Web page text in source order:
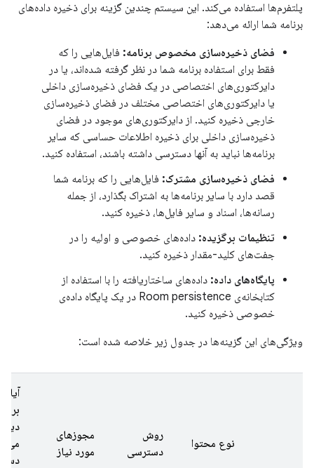
پلتفرم‌ها استفاده می‌کند. این سیستم چندین گزینه برای ذخیره داده‌های
برنامه شما ارائه می‌دهد:
فضای ذخیره‌سازی مخصوص برنامه: فایل‌هایی را که
فقط برای استفاده برنامه شما در نظر گرفته شده‌اند، یا در
دایرکتوری‌های اختصاصی در یک فضای ذخیره‌سازی داخلی
یا دایرکتوری‌های اختصاصی مختلف در فضای ذخیره‌سازی
خارجی ذخیره کنید. از دایرکتوری‌های موجود در فضای
ذخیره‌سازی داخلی برای ذخیره اطلاعات حساسی که سایر
برنامه‌ها نباید به آنها دسترسی داشته باشند، استفاده کنید.
فضای ذخیره‌سازی مشترک: فایل‌هایی را که برنامه شما
قصد دارد با سایر برنامه‌ها به اشتراک بگذارد، از جمله
رسانه‌ها، اسناد و سایر فایل‌ها، ذخیره کنید.
تنظیمات برگزیده: داده‌های خصوصی و اولیه را در
جفت‌های کلید-مقدار ذخیره کنید.
پایگاه‌های داده: داده‌های ساختاریافته را با استفاده از
کتابخانه‌ی Room persistence در یک پایگاه داده‌ی
خصوصی ذخیره کنید.
ویژگی‌های این گزینه‌ها در جدول زیر خلاصه شده است:
نوع محتوا
روش
دسترسی
مجوزهای
مورد نیاز
آیا
دیگر